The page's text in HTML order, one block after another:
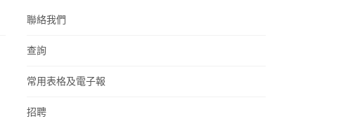
聯絡我們
查詢
常用表格及電子報
招聘